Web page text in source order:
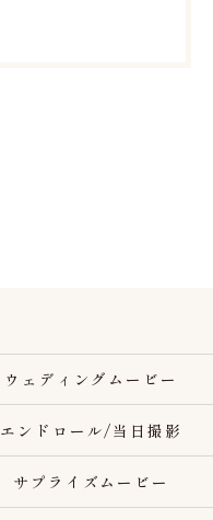
ウェディングムービー
エンドロール/当日撮影
サプライズムービー